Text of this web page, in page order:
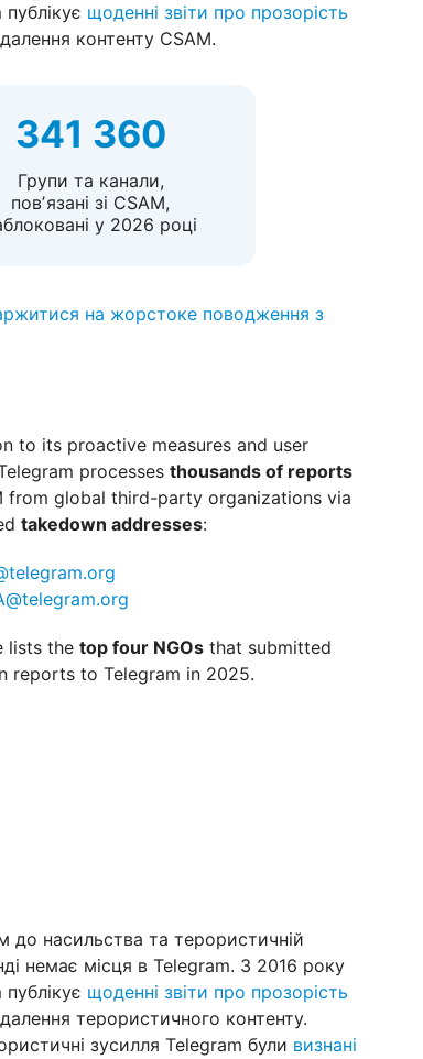
щоденні звіти про прозорість
контенту CSAM.
341 360
Групи та канали,
повʼязані зі CSAM,
у 2026 році
на жорстоке поводження з
to its proactive measures and user
processes thousands of reports
from global third-party organizations via
takedown addresses:
lists the top four NGOs that submitted
reports to Telegram in 2025.
до насильства та терористичній
немає місця в Telegram. З 2016 року
щоденні звіти про прозорість
терористичного контенту.
зусилля Telegram були визнані